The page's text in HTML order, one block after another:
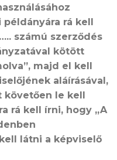
rá kell
számú szerződés
kötött
majd el kell
aláírásával,
követően le kell
rá kell írni, hogy „A
látni a képviselő